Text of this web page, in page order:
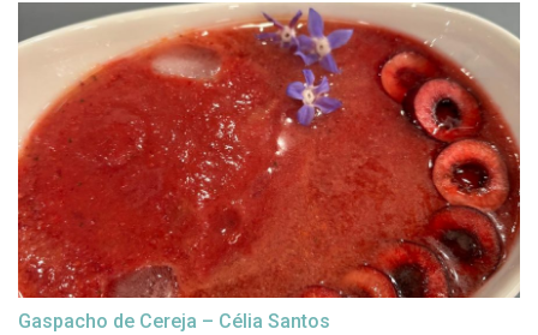
Gaspacho de Cereja – Célia Santos